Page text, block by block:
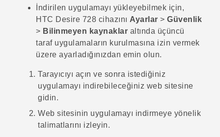
İndirilen uygulamayı yükleyebilmek için,
HTC Desire 728 cihazını Ayarlar > Güvenlik
> Bilinmeyen kaynaklar altında üçüncü
taraf uygulamaların kurulmasına izin vermek
üzere ayarladığınızdan emin olun.
Tarayıcıyı açın ve sonra istediğiniz
uygulamayı indirebileceğiniz web sitesine
gidin.
Web sitesinin uygulamayı indirmeye yönelik
talimatlarını izleyin.